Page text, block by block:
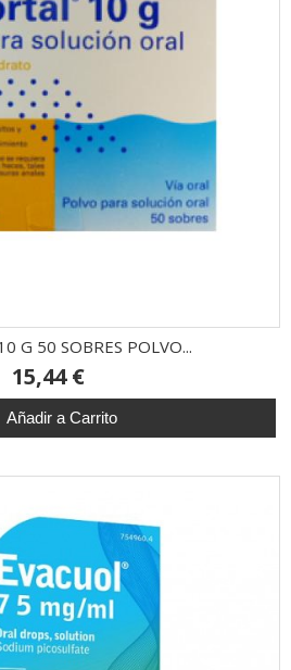
G 50 SOBRES POLVO...
15,44 €
Añadir a Carrito